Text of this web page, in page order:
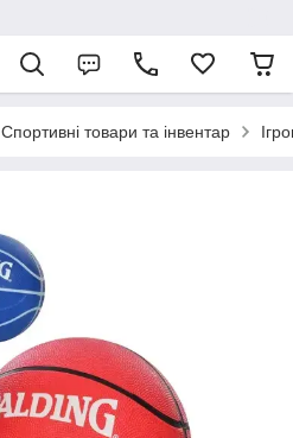
Спортивні товари та інвентар